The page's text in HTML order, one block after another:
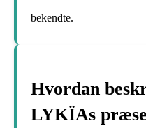
bekendte.
Hvordan
LYKÏAs